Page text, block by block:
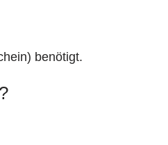
benötigt.